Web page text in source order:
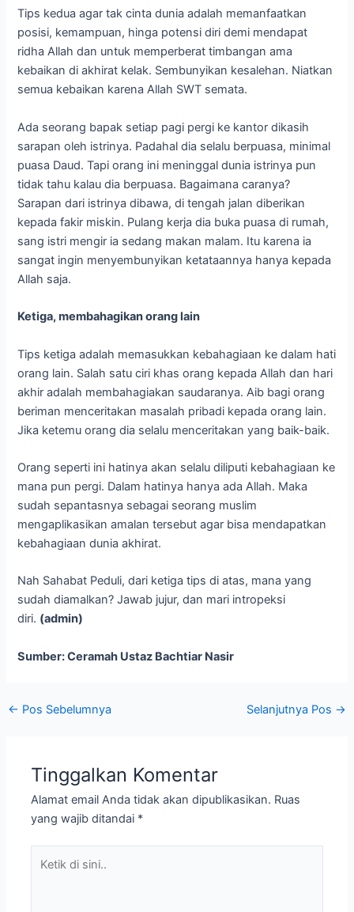
Tips kedua agar tak cinta dunia adalah memanfaatkan
posisi, kemampuan, hinga potensi diri demi mendapat
ridha Allah dan untuk memperberat timbangan ama
kebaikan di akhirat kelak. Sembunyikan kesalehan. Niatkan
semua kebaikan karena Allah SWT semata.
Ada seorang bapak setiap pagi pergi ke kantor dikasih
sarapan oleh istrinya. Padahal dia selalu berpuasa, minimal
puasa Daud. Tapi orang ini meninggal dunia istrinya pun
tidak tahu kalau dia berpuasa. Bagaimana caranya?
Sarapan dari istrinya dibawa, di tengah jalan diberikan
kepada fakir miskin. Pulang kerja dia buka puasa di rumah,
sang istri mengir ia sedang makan malam. Itu karena ia
sangat ingin menyembunyikan ketataannya hanya kepada
Allah saja.
Ketiga, membahagikan orang lain
Tips ketiga adalah memasukkan kebahagiaan ke dalam hati
orang lain. Salah satu ciri khas orang kepada Allah dan hari
akhir adalah membahagiakan saudaranya. Aib bagi orang
beriman menceritakan masalah pribadi kepada orang lain.
Jika ketemu orang dia selalu menceritakan yang baik-baik.
Orang seperti ini hatinya akan selalu diliputi kebahagiaan ke
mana pun pergi. Dalam hatinya hanya ada Allah. Maka
sudah sepantasnya sebagai seorang muslim
mengaplikasikan amalan tersebut agar bisa mendapatkan
kebahagiaan dunia akhirat.
Nah Sahabat Peduli, dari ketiga tips di atas, mana yang
sudah diamalkan? Jawab jujur, dan mari intropeksi
diri. (admin)
Sumber: Ceramah Ustaz Bachtiar Nasir
← Pos Sebelumnya Selanjutnya Pos →
Tinggalkan Komentar
Alamat email Anda tidak akan dipublikasikan. Ruas
yang wajib ditandai *